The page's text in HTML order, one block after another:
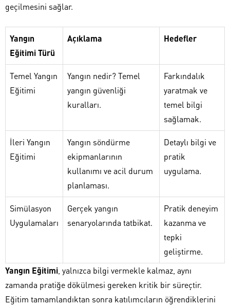
geçilmesini sağlar.
Yangın
Eğitimi Türü
Açıklama Hedefler
Temel Yangın
Eğitimi
Yangın nedir? Temel
yangın güvenliği
kuralları.
Farkındalık
yaratmak ve
temel bilgi
sağlamak.
İleri Yangın
Eğitimi
Yangın söndürme
ekipmanlarının
kullanımı ve acil durum
planlaması.
Detaylı bilgi ve
pratik
uygulama.
Simülasyon
Uygulamaları
Gerçek yangın
senaryolarında tatbikat.
Pratik deneyim
kazanma ve
tepki
geliştirme.
Yangın Eğitimi , yalnızca bilgi vermekle kalmaz, aynı
zamanda pratiğe dökülmesi gereken kritik bir süreçtir.
Eğitim tamamlandıktan sonra katılımcıların öğrendiklerini